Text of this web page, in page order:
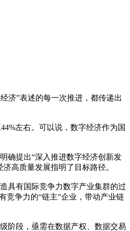
济”表述的每一次推进，都传递出
左右。可以说，数字经济作为国
确提出“深入推进数字经济创新发
高质量发展指明了目标路径。
具有国际竞争力数字产业集群的过
竞争力的“链主”企业，带动产业链
阶段，亟需在数据产权、数据交易